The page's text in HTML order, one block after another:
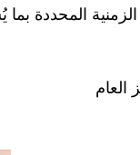
المحددة
العام